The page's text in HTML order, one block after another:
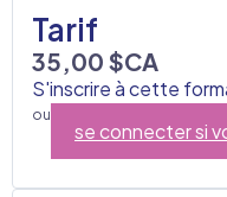
Tarif
35,00 $CA
S'inscrire à cette
ou
se connecter si